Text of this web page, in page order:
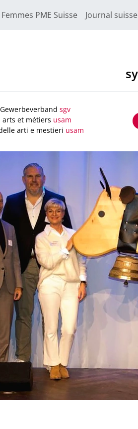
Femmes PME Suisse Journal
sgv
arts et métiers usam
arti e mestieri usam